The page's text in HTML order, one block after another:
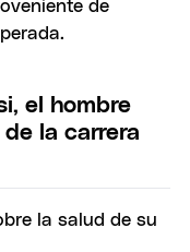
el hombre
la carrera